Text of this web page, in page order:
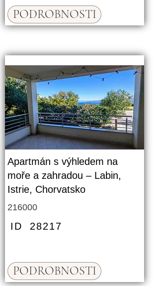
PODROBNOSTI
Apartmán s výhledem na
moře a zahradou – Labin,
Istrie, Chorvatsko
216000
ID 28217
PODROBNOSTI